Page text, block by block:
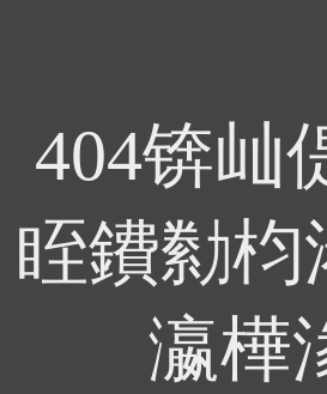
404锛屾
眰鐨勬枃
瀛樺